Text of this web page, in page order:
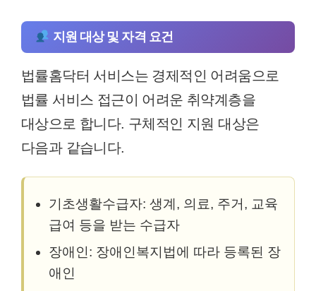
지원 대상 및 자격 요건
법률홈닥터 서비스는 경제적인 어려움으로
법률 서비스 접근이 어려운 취약계층을
대상으로 합니다. 구체적인 지원 대상은
다음과 같습니다.
기초생활수급자: 생계, 의료, 주거, 교육
급여 등을 받는 수급자
장애인: 장애인복지법에 따라 등록된 장
애인